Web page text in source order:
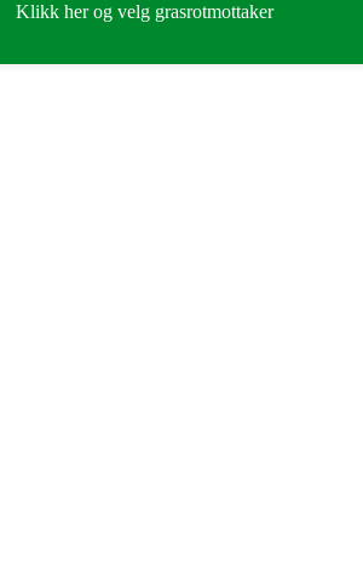
Klikk her og velg grasrotmottaker